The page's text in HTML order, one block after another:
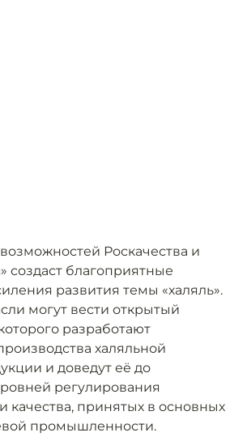
Роскачества и
создаст благоприятные
развития темы «халяль».
могут вести открытый
разработают
халяльной
и доведут её до
регулирования
качества, принятых в основных
промышленности.